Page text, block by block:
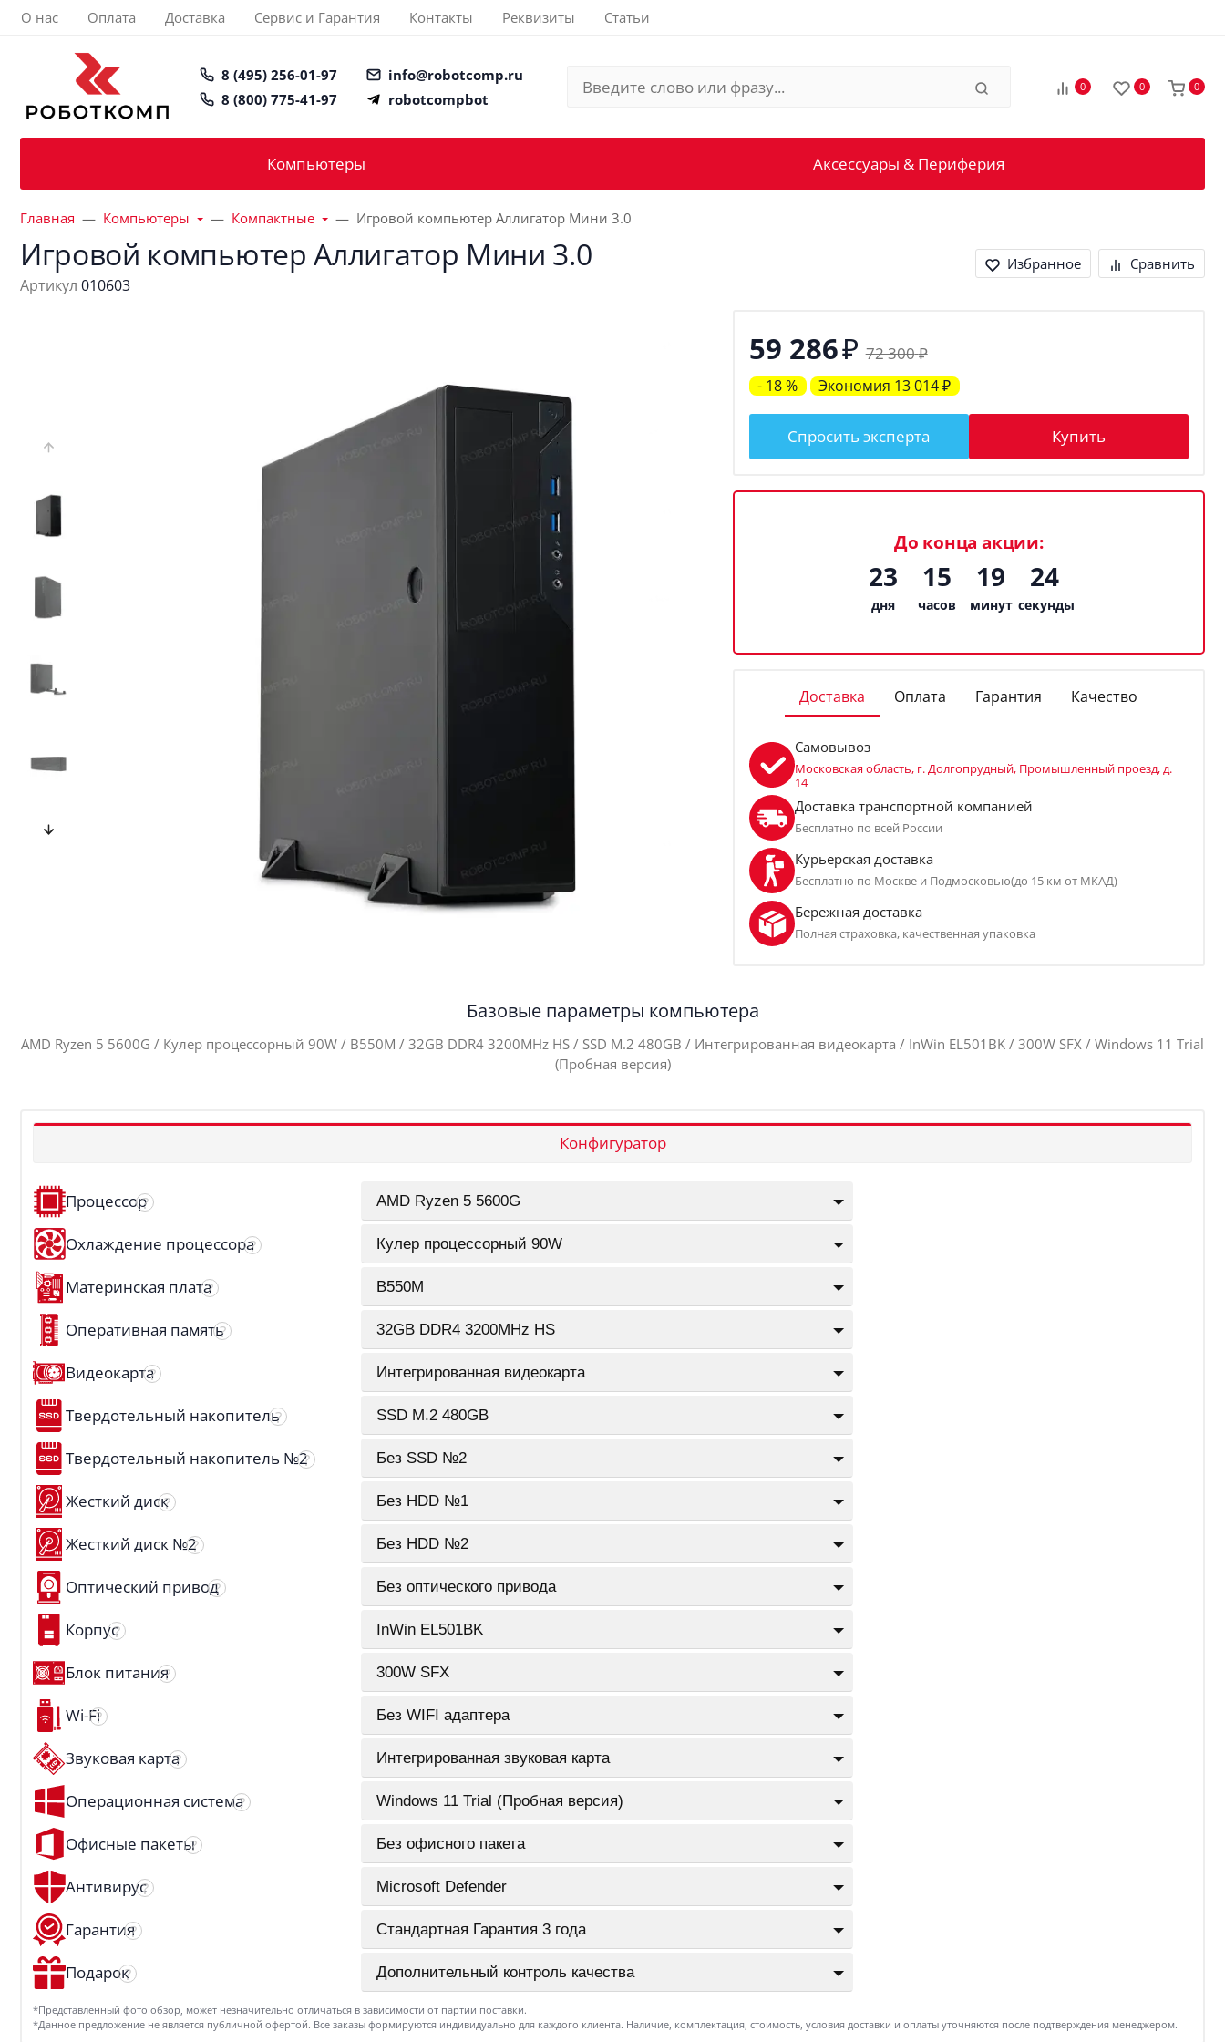
О нас Оплата Доставка Сервис и Гарантия Контакты Реквизиты Статьи
8 (495) 256-01-97
8 (800) 775-41-97
info@robotcomp.ru
robotcompbot
0 0 0
Компьютеры Аксессуары & Периферия
Главная Компьютеры Компактные Игровой компьютер Аллигатор Мини 3.0
Игровой компьютер Аллигатор Мини 3.0
Артикул 010603
Избранное Сравнить
59 286₽ 72 300₽
- 18 % Экономия 13 014 ₽
Спросить эксперта Купить
До конца акции:
23
дня
15
часов
19
минут
23
секунды
Доставка Оплата Гарантия Качество
Самовывоз
Московская область, г. Долгопрудный, Промышленный проезд, д.
14
Доставка транспортной компанией
Бесплатно по всей России
Курьерская доставка
Бесплатно по Москве и Подмосковью(до 15 км от МКАД)
Бережная доставка
Полная страховка, качественная упаковка
Базовые параметры компьютера
AMD Ryzen 5 5600G / Кулер процессорный 90W / B550M / 32GB DDR4 3200MHz HS / SSD M.2 480GB / Интегрированная видеокарта / InWin EL501BK / 300W SFX / Windows 11 Trial
(Пробная версия)
Конфигуратор
Процессор? AMD Ryzen 5 5600G
Охлаждение процессора? Кулер процессорный 90W
Материнская плата? B550M
Оперативная память? 32GB DDR4 3200MHz HS
Видеокарта? Интегрированная видеокарта
Твердотельный накопитель? SSD M.2 480GB
Твердотельный накопитель №2? Без SSD №2
Жесткий диск? Без HDD №1
Жесткий диск №2? Без HDD №2
Оптический привод? Без оптического привода
Корпус? InWin EL501BK
Блок питания? 300W SFX
Wi-Fi? Без WIFI адаптера
Звуковая карта? Интегрированная звуковая карта
Операционная система? Windows 11 Trial (Пробная версия)
Офисные пакеты? Без офисного пакета
Антивирус? Microsoft Defender
Гарантия? Стандартная Гарантия 3 года
Подарок? Дополнительный контроль качества
*Представленный фото обзор, может незначительно отличаться в зависимости от партии поставки.
*Данное предложение не является публичной офертой. Все заказы формируются индивидуально для каждого клиента. Наличие, комплектация, стоимость, условия доставки и оплаты уточняются после подтверждения менеджером.